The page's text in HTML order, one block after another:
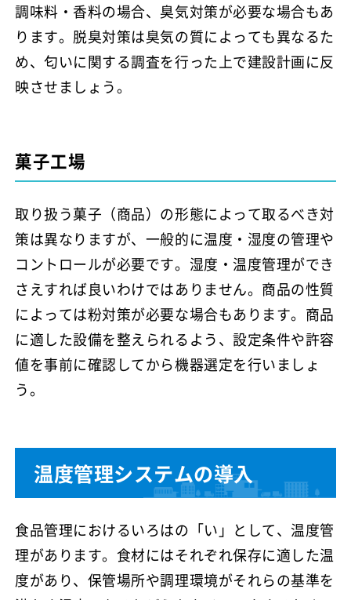
調味料・香料の場合、臭気対策が必要な場合もあ
ります。脱臭対策は臭気の質によっても異なるた
め、匂いに関する調査を行った上で建設計画に反
映させましょう。
菓子工場
取り扱う菓子（商品）の形態によって取るべき対
策は異なりますが、一般的に温度・湿度の管理や
コントロールが必要です。湿度・温度管理ができ
さえすれば良いわけではありません。商品の性質
によっては粉対策が必要な場合もあります。商品
に適した設備を整えられるよう、設定条件や許容
値を事前に確認してから機器選定を行いましょ
う。
温度管理システムの導入
食品管理におけるいろはの「い」として、温度管
理があります。食材にはそれぞれ保存に適した温
度があり、保管場所や調理環境がそれらの基準を